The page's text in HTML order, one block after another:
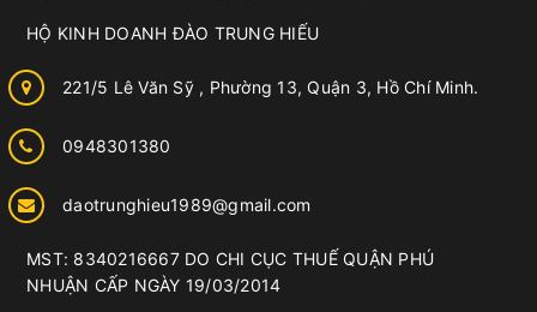
HỘ KINH DOANH ĐÀO TRUNG HIẾU
221/5 Lê Văn Sỹ , Phường 13, Quận 3, Hồ Chí Minh.
0948301380
daotrunghieu1989@gmail.com
MST: 8340216667 DO CHI CỤC THUẾ QUẬN PHÚ
NHUẬN CẤP NGÀY 19/03/2014